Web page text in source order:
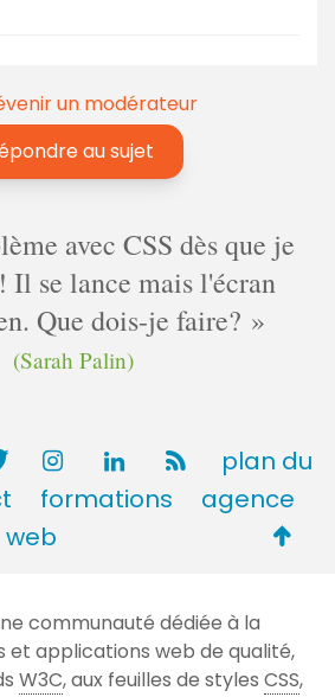
un modérateur
au sujet
avec CSS dès que je
Il se lance mais l'écran
Que dois-je faire?
(Sarah Palin)
plan du
formations
agence
web
de
page
communauté dédiée à la
et applications web de qualité,
W3C, aux feuilles de styles CSS,